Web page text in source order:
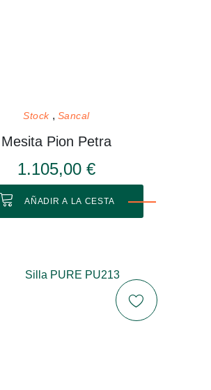
Stock Sancal
Mesita Pion Petra
1.105,00 €
AÑADIR A LA CESTA